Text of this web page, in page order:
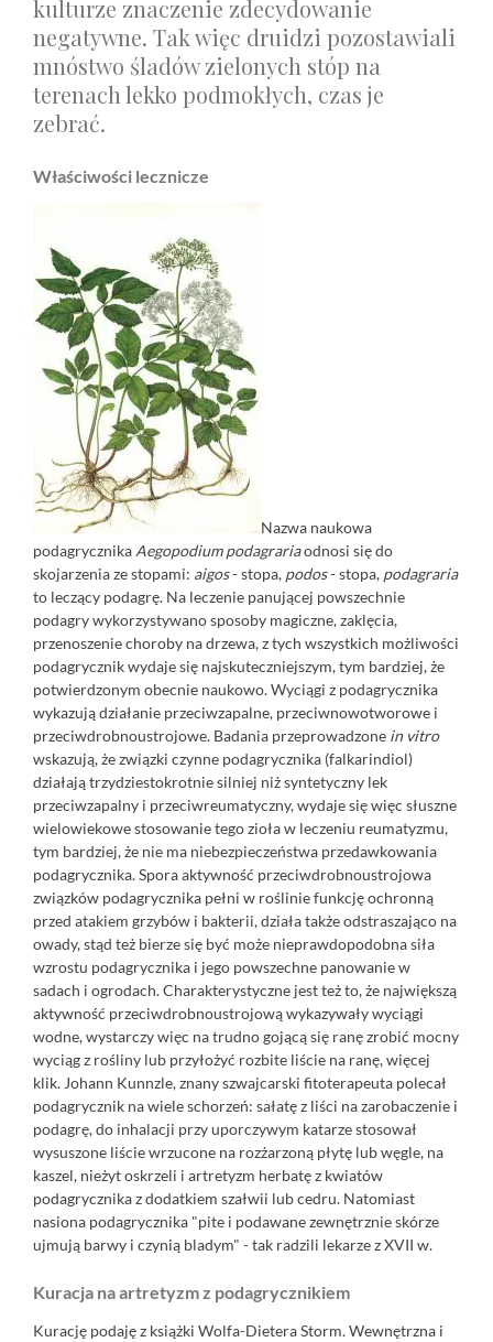
kulturze znaczenie zdecydowanie
negatywne. Tak więc druidzi pozostawiali
mnóstwo śladów zielonych stóp na
terenach lekko podmokłych, czas je
zebrać.
Właściwości lecznicze
Nazwa naukowa
podagrycznika Aegopodium podagrariaodnosi się do
skojarzenia ze stopami: aigos- stopa, podos- stopa, podagraria
to leczący podagrę. Na leczenie panującej powszechnie
podagry wykorzystywano sposoby magiczne, zaklęcia,
przenoszenie choroby na drzewa, z tych wszystkich możliwości
podagrycznik wydaje się najskuteczniejszym, tym bardziej, że
potwierdzonym obecnie naukowo. Wyciągi z podagrycznika
wykazują działanie przeciwzapalne, przeciwnowotworowe i
przeciwdrobnoustrojowe. Badania przeprowadzone in vitro
wskazują, że związki czynne podagrycznika (falkarindiol)
działają trzydziestokrotnie silniej niż syntetyczny lek
przeciwzapalny i przeciwreumatyczny, wydaje się więc słuszne
wielowiekowe stosowanie tego zioła w leczeniu reumatyzmu,
tym bardziej, że nie ma niebezpieczeństwa przedawkowania
podagrycznika. Spora aktywność przeciwdrobnoustrojowa
związków podagrycznika pełni w roślinie funkcję ochronną
przed atakiem grzybów i bakterii, działa także odstraszająco na
owady, stąd też bierze się być może nieprawdopodobna siła
wzrostu podagrycznika i jego powszechne panowanie w
sadach i ogrodach. Charakterystyczne jest też to, że największą
aktywność przeciwdrobnoustrojową wykazywały wyciągi
wodne, wystarczy więc na trudno gojącą się ranę zrobić mocny
wyciąg z rośliny lub przyłożyć rozbite liście na ranę, więcej
klik. Johann Kunnzle, znany szwajcarski fitoterapeuta polecał
podagrycznik na wiele schorzeń: sałatę z liści na zarobaczenie i
podagrę, do inhalacji przy uporczywym katarze stosował
wysuszone liście wrzucone na rozżarzoną płytę lub węgle, na
kaszel, nieżyt oskrzeli i artretyzm herbatę z kwiatów
podagrycznika z dodatkiem szałwii lub cedru. Natomiast
nasiona podagrycznika "pite i podawane zewnętrznie skórze
ujmują barwy i czynią bladym" - tak radzili lekarze z XVII w.
Kuracja na artretyzm z podagrycznikiem
Kurację podaję z książki Wolfa-Dietera Storm. Wewnętrzna i